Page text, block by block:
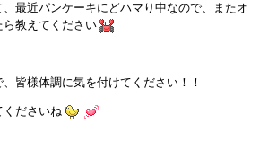
最近パンケーキにどハマり中なので、またオ
教えてください
皆様体調に気を付けてください！！
くださいね